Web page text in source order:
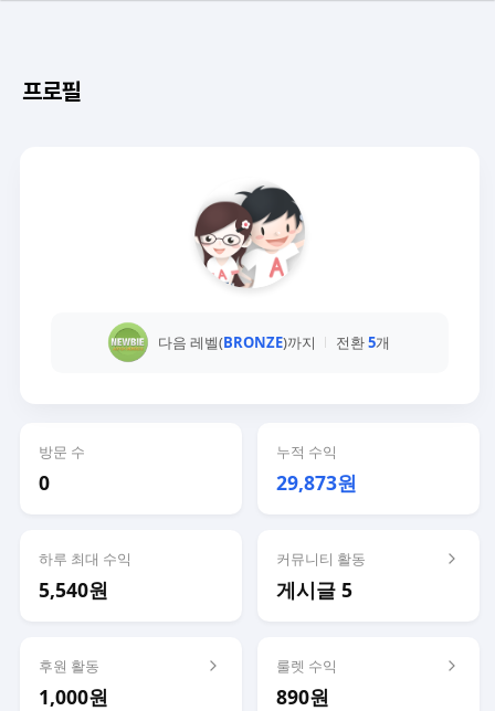
프로필
다음 레벨(BRONZE)까지 전환5개
방문 수
0
누적 수익
29,873원
하루 최대 수익
5,540원
커뮤니티 활동
게시글 5
후원 활동
1,000원
룰렛 수익
890원